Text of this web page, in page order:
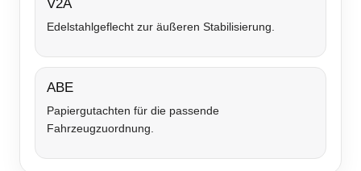
V2A
Edelstahlgeflecht zur äußeren Stabilisierung.
ABE
Papiergutachten für die passende
Fahrzeugzuordnung.